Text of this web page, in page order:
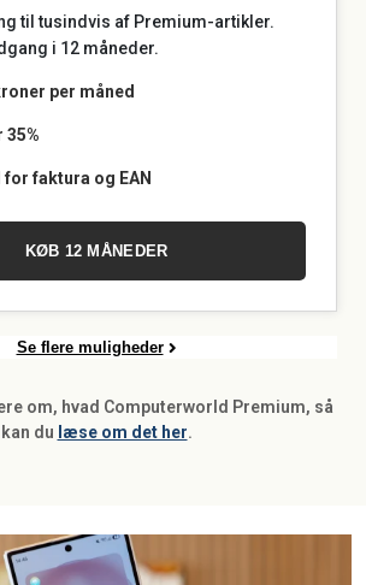
til tusindvis af Premium-artikler.
i 12 måneder.
per måned
35%
for faktura og EAN
KØB 12 MÅNEDER
Se flere muligheder
om, hvad Computerworld Premium, så
kan du læse om det her.